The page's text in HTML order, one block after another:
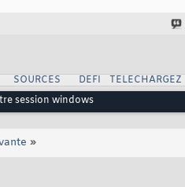
SOURCES DEFI TELECHARGEZ
session windows
»